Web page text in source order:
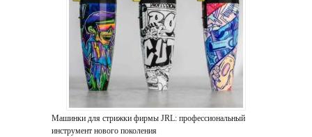
Машинки для стрижки фирмы JRL: профессиональный
инструмент нового поколения